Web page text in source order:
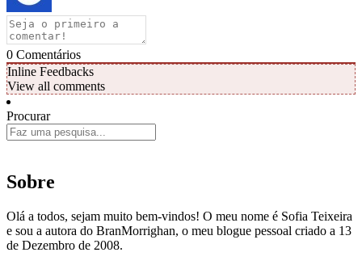
0 Comentários
Inline Feedbacks
View all comments
Procurar
Sobre
Olá a todos, sejam muito bem-vindos! O meu nome é Sofia Teixeira
e sou a autora do BranMorrighan, o meu blogue pessoal criado a 13
de Dezembro de 2008.